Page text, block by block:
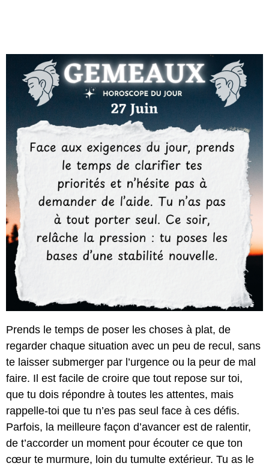
Prends le temps de poser les choses à plat, de
regarder chaque situation avec un peu de recul, sans
te laisser submerger par l’urgence ou la peur de mal
faire. Il est facile de croire que tout repose sur toi,
que tu dois répondre à toutes les attentes, mais
rappelle-toi que tu n’es pas seul face à ces défis.
Parfois, la meilleure façon d’avancer est de ralentir,
de t’accorder un moment pour écouter ce que ton
cœur te murmure, loin du tumulte extérieur. Tu as le